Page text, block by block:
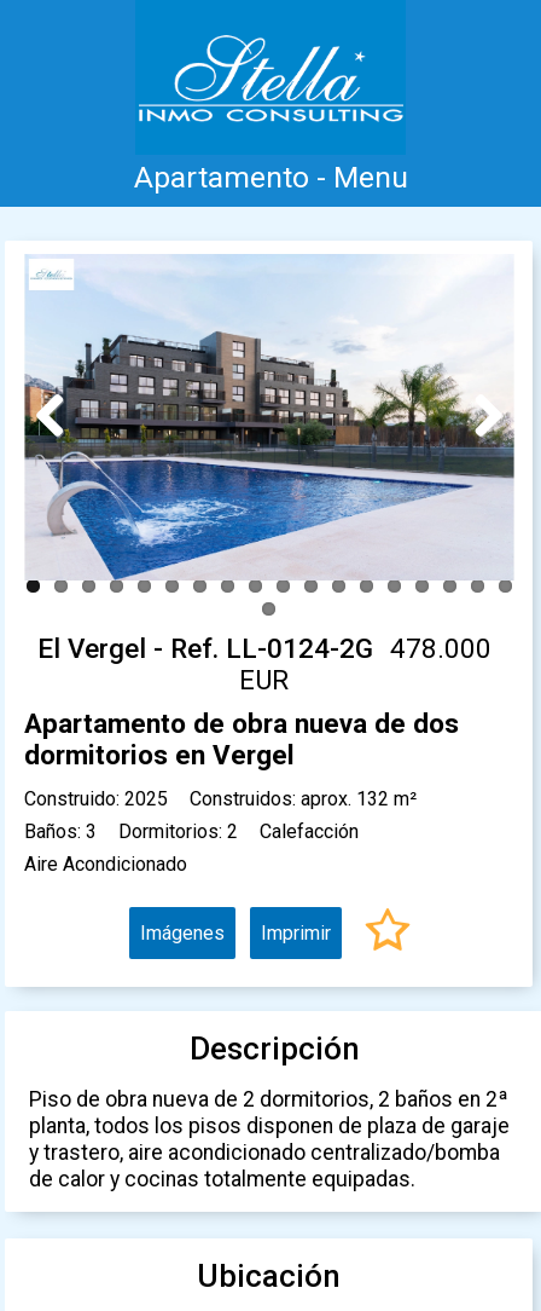
Apartamento - Menu
Inicio Costa Blanca Venta Alquiler
Nueva Construcción
Testimonios
Contacto
Previous Next
El Vergel - Ref. LL-0124-2G 478.000
EUR
Apartamento de obra nueva de dos
dormitorios en Vergel
Construido: 2025
Construidos: aprox. 132 m²
Baños: 3
Dormitorios: 2
Calefacción
Aire Acondicionado
Imágenes Imprimir
Descripción
Piso de obra nueva de 2 dormitorios, 2 baños en 2ª
planta, todos los pisos disponen de plaza de garaje
y trastero, aire acondicionado centralizado/bomba
de calor y cocinas totalmente equipadas.
Ubicación